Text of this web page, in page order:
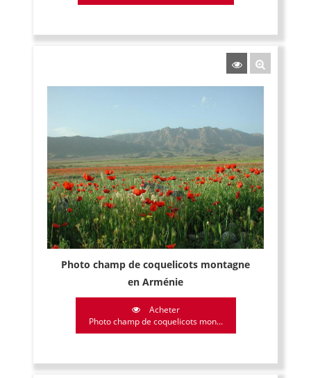
Photo champ de coquelicots montagne
en Arménie
Acheter
Photo champ de coquelicots mon...